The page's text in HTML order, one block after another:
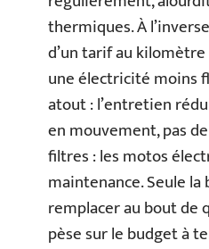
thermiques. À
d’un tarif au kilomètre
une électricité moins
atout : l’entretien
en mouvement, pas
filtres : les motos
maintenance. Seule
remplacer au bout de
pèse sur le budget à